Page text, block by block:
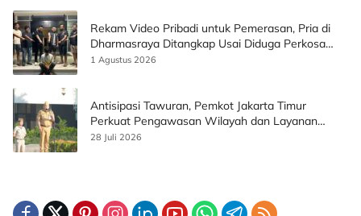
Rekam Video Pribadi untuk Pemerasan, Pria di
Dharmasraya Ditangkap Usai Diduga Perkosa
Korban
1 Agustus 2026
Antisipasi Tawuran, Pemkot Jakarta Timur
Perkuat Pengawasan Wilayah dan Layanan
Publik
28 Juli 2026